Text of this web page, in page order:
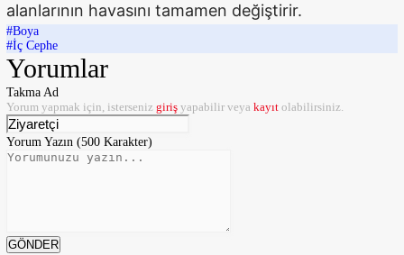
alanlarının havasını tamamen değiştirir.
#Boya
#İç Cephe
Yorumlar
Takma Ad
Yorum yapmak için, isterseniz giriş yapabilir veya kayıt olabilirsiniz.
Yorum Yazın (500 Karakter)
GÖNDER